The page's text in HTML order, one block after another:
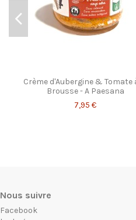
Crème d'Aubergine & Tomate
Brousse - A Paesana
7,95 €
Nous suivre
Facebook